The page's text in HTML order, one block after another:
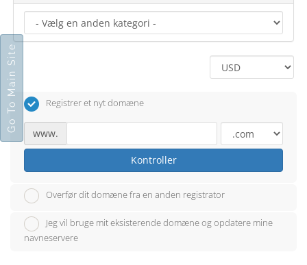
Registrer et nyt domæne
www.
Kontroller
Overfør dit domæne fra en anden registrator
Jeg vil bruge mit eksisterende domæne og opdatere mine
navneservere
Go To Main Site